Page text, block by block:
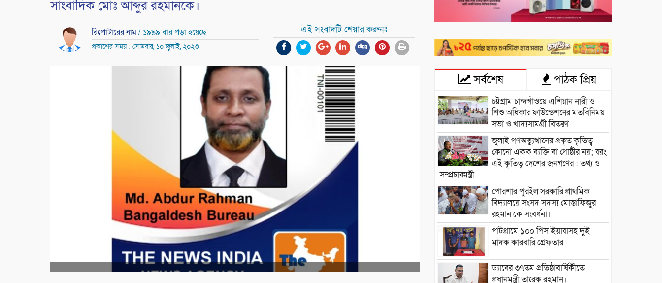
সাংবাদিক মোঃ আব্দুর রহমানকে।
রিপোটারের নাম/ ১৯৯৯ বার পড়া হয়েছে
প্রকাশের সময় : সোমবার, ১০ জুলাই, ২০২৩
এই সংবাদটি শেয়ার করুনঃ
সর্বশেষ পাঠক প্রিয়
চট্টগ্রাম চান্দগাঁওয়ে এশিয়ান নারী ও
শিশু অধিকার ফাউন্ডেশনের মতবিনিময়
সভা ও খাদ্যসামগ্রী বিতরণ
জুলাই গণঅভ্যুত্থানের প্রকৃত কৃতিত্ব
কোনো একক ব্যক্তি বা গোষ্ঠীর নয়; বরং
এই কৃতিত্ব দেশের জনগণের : তথ্য ও
সম্প্রচারমন্ত্রী
পোরশার পুরইল সরকারি প্রাথমিক
বিদ্যালয়ে সংসদ সদস্য মোস্তাফিজুর
রহমান কে সংবর্ধনা।
পাটগ্রামে ১০০ পিস ইয়াবাসহ দুই
মাদক কারবারি গ্রেফতার
ড্যাবের ৩৭তম প্রতিষ্ঠাবার্ষিকীতে
প্রধানমন্ত্রী তারেক রহমান।